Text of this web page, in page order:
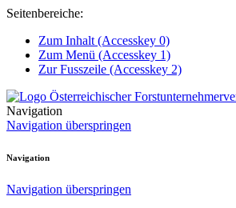
Seitenbereiche:
Zum Inhalt (Accesskey 0)
Zum Menü (Accesskey 1)
Zur Fusszeile (Accesskey 2)
Navigation
Navigation überspringen
Navigation
Navigation überspringen